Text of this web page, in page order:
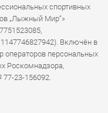
спортивных
„Лыжный Мир“»
Включён в
операторов персональных
Роскомнадзора,
77-23-156092.